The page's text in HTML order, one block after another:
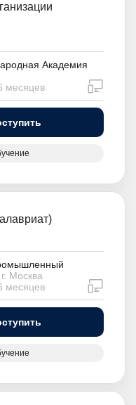
Академия
месяцев
г. Москва
месяцев